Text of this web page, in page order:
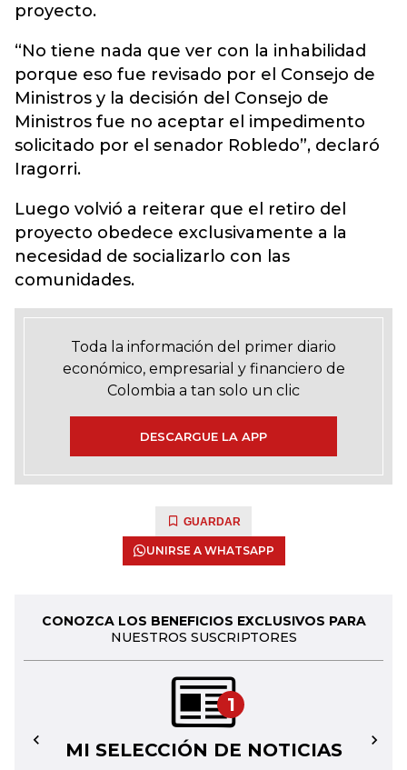
proyecto.
“No tiene nada que ver con la inhabilidad
porque eso fue revisado por el Consejo de
Ministros y la decisión del Consejo de
Ministros fue no aceptar el impedimento
solicitado por el senador Robledo”, declaró
Iragorri.
Luego volvió a reiterar que el retiro del
proyecto obedece exclusivamente a la
necesidad de socializarlo con las
comunidades.
Toda la información del primer diario
económico, empresarial y financiero de
Colombia a tan solo un clic
DESCARGUE LA APP
GUARDAR
UNIRSE A WHATSAPP
CONOZCA LOS BENEFICIOS EXCLUSIVOS PARA
NUESTROS SUSCRIPTORES
1
MI SELECCIÓN DE NOTICIAS
← →